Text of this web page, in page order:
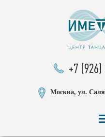
+7
Москва, ул.